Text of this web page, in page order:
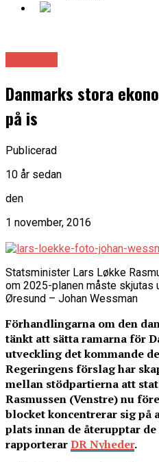
Danmarks stora
på is
Publicerad
10 år sedan
den
1 november, 2016
Statsminister Lars Løkke
om 2025-planen måste
Øresund – Johan Wessman
Förhandlingarna om den
tänkt att sätta ramarna för
utveckling det kommande
Regeringens förslag har
mellan stödpartierna att
Rasmussen (Venstre) nu
blocket koncentrerar sig på
plats innan de återupptar
rapporterarDR Nyheder.